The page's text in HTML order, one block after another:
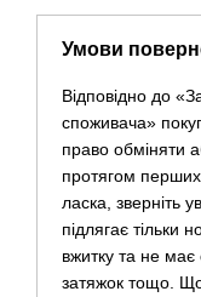
Умови
Відповідно до
споживача»
право обміняти
протягом перших
ласка, зверніть
підлягає тільки
вжитку та не має
затяжок тощо.